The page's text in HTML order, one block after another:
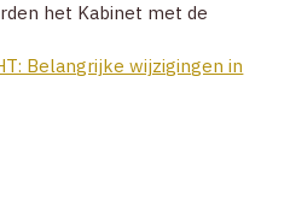
het Kabinet met de
Belangrijke wijzigingen in